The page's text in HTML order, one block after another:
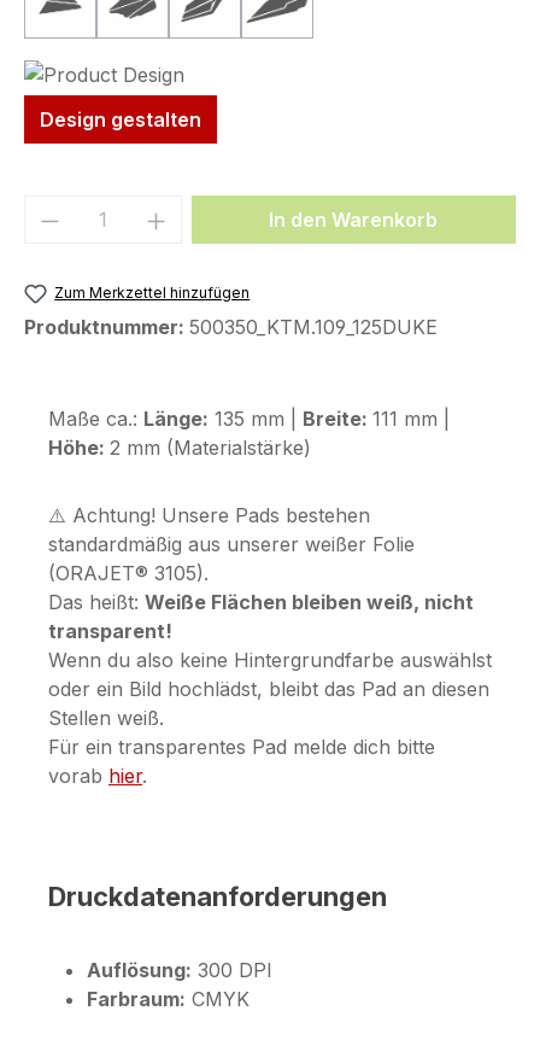
Form 22 (185 x 100 mm)
(Diese Option ist zurzeit nicht verfügbar.)
Form 54 (207 x 140 mm)
(Diese Option ist zurzeit nicht verfügbar.)
Form 55 (207 x 171 mm)
(Diese Option ist zurzeit nicht verfügbar.)
Form 68 (289 x 118 mm)
(Diese Option ist zurzeit nicht
Design gestalten
Produkt Anzahl: Gib denIn den Warenkorb
Zum Merkzettel hinzufügen
Produktnummer: 500350_KTM.109_125DUKE
Maße ca.: Länge: 135 mm | Breite: 111 mm |
Höhe: 2 mm (Materialstärke)
⚠️ Achtung! Unsere Pads bestehen
standardmäßig aus unserer weißer Folie
(ORAJET® 3105).
Das heißt: Weiße Flächen bleiben weiß, nicht
transparent!
Wenn du also keine Hintergrundfarbe auswählst
oder ein Bild hochlädst, bleibt das Pad an diesen
Stellen weiß.
Für ein transparentes Pad melde dich bitte
vorab hier.
Druckdatenanforderungen
Auflösung: 300 DPI
Farbraum: CMYK